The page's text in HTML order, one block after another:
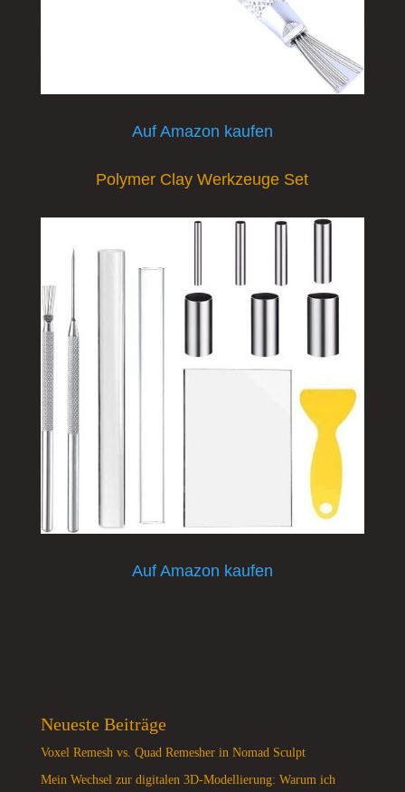
Auf Amazon kaufen
Polymer Clay Werkzeuge ​Set
Auf Amazon kaufen
Neueste Beiträge
Voxel Remesh vs. Quad Remesher in Nomad Sculpt
Mein Wechsel zur digitalen 3D-Modellierung: Warum ich